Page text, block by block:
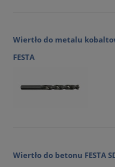
Wiertło do metalu
FESTA
Wiertło do betonu FESTA